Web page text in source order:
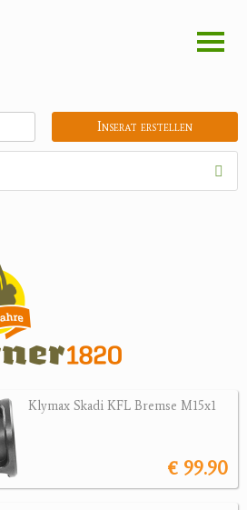
Inserat erstellen
Klymax Skadi KFL Bremse M15x1
€ 99.90